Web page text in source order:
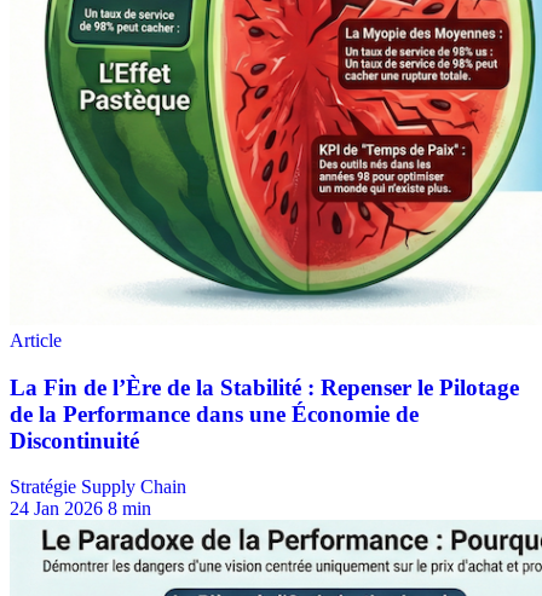
Stratégie Supply Chain
24 Jan 2026 8 min